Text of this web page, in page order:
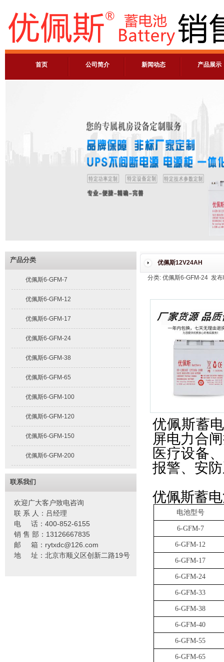
首页 公司简介 新闻动态 产品展示
优佩斯12V24AH
分类: 优佩斯6-GFM-24 发
优佩斯蓄
屏电力合
医疗设备
报警、安
优佩斯蓄
电池型号
6-GFM-7
6-GFM-12
6-GFM-17
6-GFM-24
6-GFM-33
6-GFM-38
6-GFM-40
6-GFM-55
6-GFM-65
产品分类
优佩斯6-GFM-7
优佩斯6-GFM-12
优佩斯6-GFM-17
优佩斯6-GFM-24
优佩斯6-GFM-38
优佩斯6-GFM-65
优佩斯6-GFM-100
优佩斯6-GFM-120
优佩斯6-GFM-150
优佩斯6-GFM-200
联系我们
欢迎广大客户致电咨询
联 系 人：吕经理
电 话：400-852-6155
销 售 部：13126667835
邮 箱：rytxdc@126.com
地 址：北京市顺义区创新二路19号